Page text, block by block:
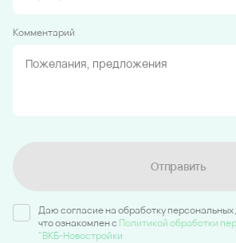
Комментарий
Отправить
Даю согласие на обработку
что ознакомлен c Политикой обработки
"ВКБ-Новостройки